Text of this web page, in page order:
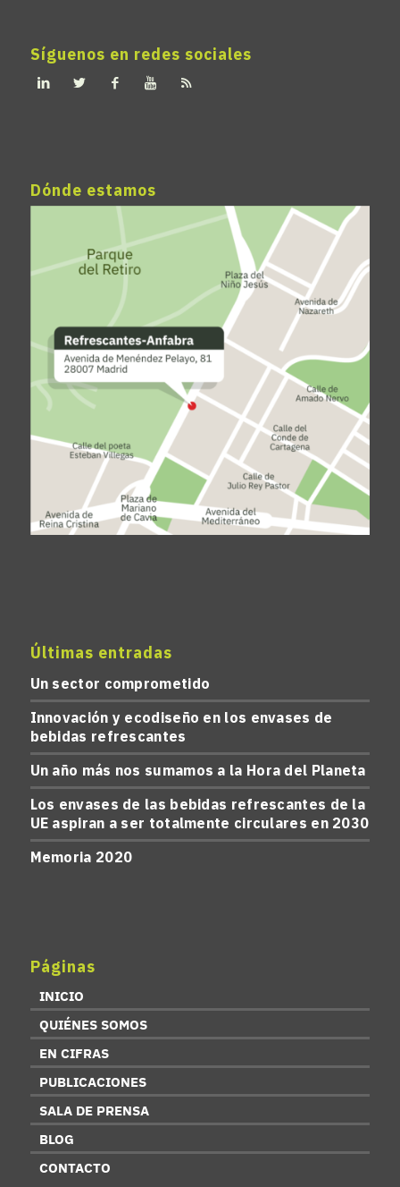
Síguenos en redes sociales
Dónde estamos
Últimas entradas
Un sector comprometido
Innovación y ecodiseño en los envases de
bebidas refrescantes
Un año más nos sumamos a la Hora del Planeta
Los envases de las bebidas refrescantes de la
UE aspiran a ser totalmente circulares en 2030
Memoria 2020
Páginas
INICIO
QUIÉNES SOMOS
EN CIFRAS
PUBLICACIONES
SALA DE PRENSA
BLOG
CONTACTO